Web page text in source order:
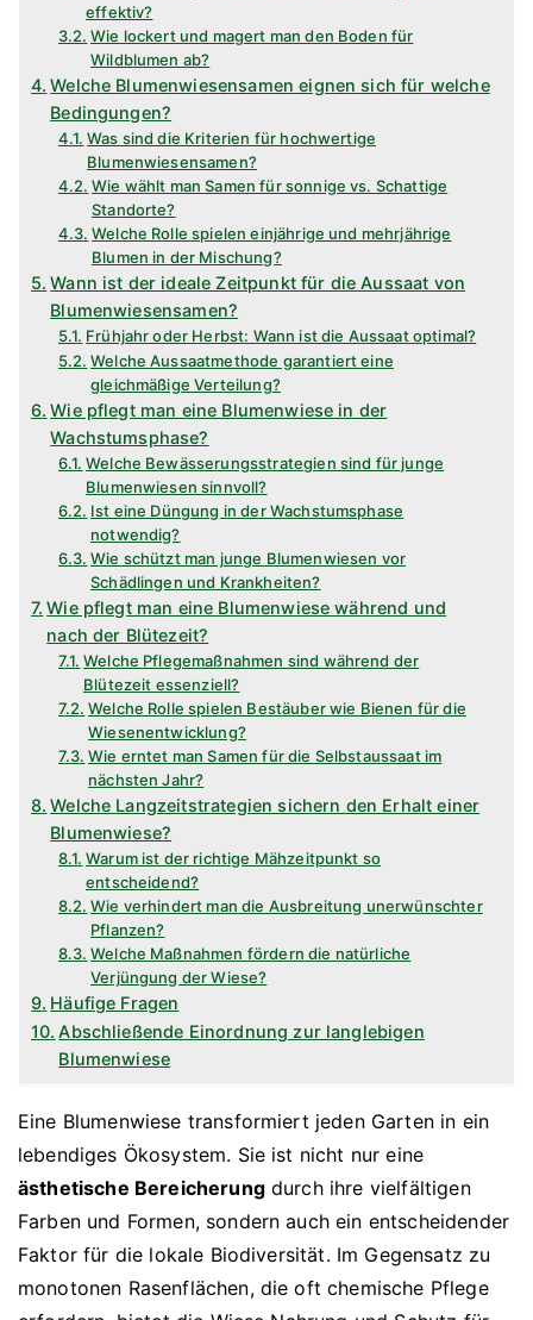
effektiv?
Wie lockert und magert man den Boden für
Wildblumen ab?
Welche Blumenwiesensamen eignen sich für welche
Bedingungen?
Was sind die Kriterien für hochwertige
Blumenwiesensamen?
Wie wählt man Samen für sonnige vs. Schattige
Standorte?
Welche Rolle spielen einjährige und mehrjährige
Blumen in der Mischung?
Wann ist der ideale Zeitpunkt für die Aussaat von
Blumenwiesensamen?
Frühjahr oder Herbst: Wann ist die Aussaat optimal?
Welche Aussaatmethode garantiert eine
gleichmäßige Verteilung?
Wie pflegt man eine Blumenwiese in der
Wachstumsphase?
Welche Bewässerungsstrategien sind für junge
Blumenwiesen sinnvoll?
Ist eine Düngung in der Wachstumsphase
notwendig?
Wie schützt man junge Blumenwiesen vor
Schädlingen und Krankheiten?
Wie pflegt man eine Blumenwiese während und
nach der Blütezeit?
Welche Pflegemaßnahmen sind während der
Blütezeit essenziell?
Welche Rolle spielen Bestäuber wie Bienen für die
Wiesenentwicklung?
Wie erntet man Samen für die Selbstaussaat im
nächsten Jahr?
Welche Langzeitstrategien sichern den Erhalt einer
Blumenwiese?
Warum ist der richtige Mähzeitpunkt so
entscheidend?
Wie verhindert man die Ausbreitung unerwünschter
Pflanzen?
Welche Maßnahmen fördern die natürliche
Verjüngung der Wiese?
Häufige Fragen
Abschließende Einordnung zur langlebigen
Blumenwiese
Eine Blumenwiese transformiert jeden Garten in ein
lebendiges Ökosystem. Sie ist nicht nur eine
ästhetische Bereicherungdurch ihre vielfältigen
Farben und Formen, sondern auch ein entscheidender
Faktor für die lokale Biodiversität. Im Gegensatz zu
monotonen Rasenflächen, die oft chemische Pflege